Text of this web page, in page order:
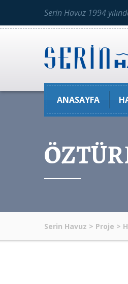
Serin Havuz 1994
ANASAYFA
Serin Havuz > Proje >